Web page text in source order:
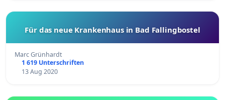
Für das neue Krankenhaus in Bad Fallingbostel
Marc Grünhardt
1 619 Unterschriften
13 Aug 2020